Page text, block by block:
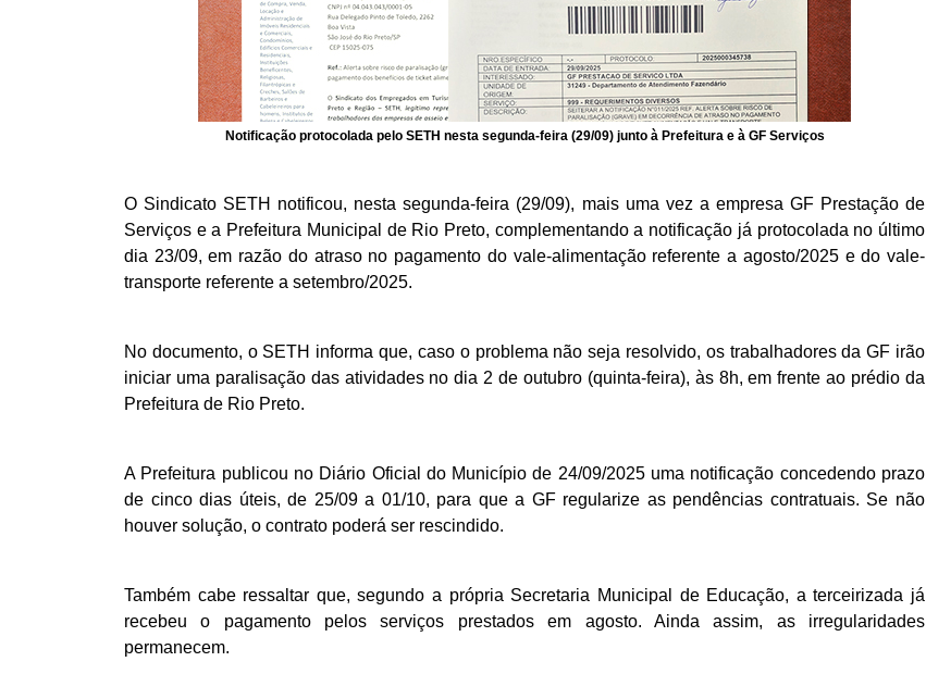
Notificação protocolada pelo SETH nesta segunda-feira (29/09) junto à Prefeitura e à GF Serviços
O Sindicato SETH notificou, nesta segunda-feira (29/09), mais uma vez a empresa GF Prestação de
Serviços e a Prefeitura Municipal de Rio Preto, complementando a notificação já protocolada no último
dia 23/09, em razão do atraso no pagamento do vale-alimentação referente a agosto/2025 e do vale-
transporte referente a setembro/2025.
No documento, o SETH informa que, caso o problema não seja resolvido, os trabalhadores da GF irão
iniciar uma paralisação das atividades no dia 2 de outubro (quinta-feira), às 8h, em frente ao prédio da
Prefeitura de Rio Preto.
A Prefeitura publicou no Diário Oficial do Município de 24/09/2025 uma notificação concedendo prazo
de cinco dias úteis, de 25/09 a 01/10, para que a GF regularize as pendências contratuais. Se não
houver solução, o contrato poderá ser rescindido.
Também cabe ressaltar que, segundo a própria Secretaria Municipal de Educação, a terceirizada já
recebeu o pagamento pelos serviços prestados em agosto. Ainda assim, as irregularidades
permanecem.